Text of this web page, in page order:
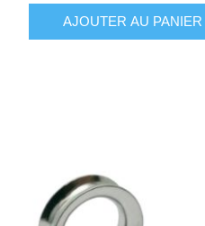
AJOUTER AU PANIER